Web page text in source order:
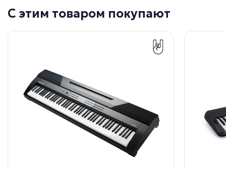
С этим товаром покупают